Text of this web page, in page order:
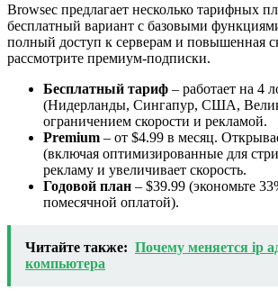
Browsec предлагает несколько тарифных
бесплатный вариант с базовыми
полный доступ к серверам и повышенная
рассмотрите премиум-подписки.
Бесплатный тариф – работает на 4
(Нидерланды, Сингапур, США,
ограничением скорости и рекламой.
Premium – от $4.99 в месяц.
(включая оптимизированные для
рекламу и увеличивает скорость.
Годовой план – $39.99 (экономьте
помесячной оплатой).
Читайте также: Почему меняется ip
компьютера